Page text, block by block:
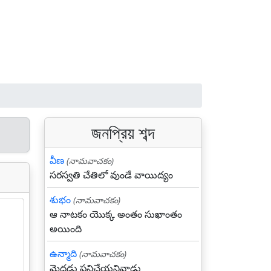
জনপ্রিয় শব্দ
వీణ (నామవాచకం)
సరస్వతి చేతిలో వుండే వాయిద్యం
శుభం (నామవాచకం)
ఆ నాటకం యొక్క అంతం సుఖాంతం
అయింది
ఉన్మాది (నామవాచకం)
మెదడు పనిచేయనివాడు